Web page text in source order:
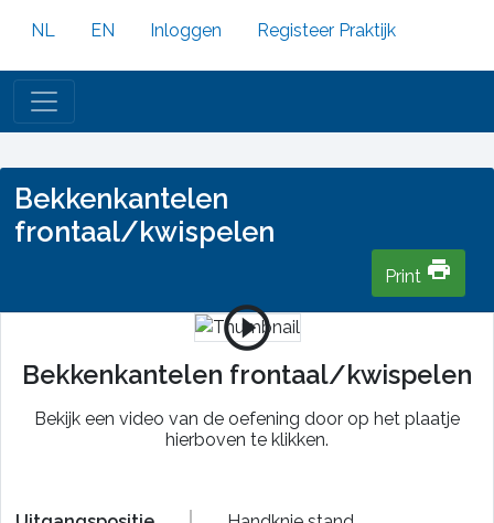
NL EN Inloggen Registeer Praktijk
Bekkenkantelen
frontaal/kwispelen
Print print
play_circle_outline
Bekkenkantelen frontaal/kwispelen
Bekijk een video van de oefening door op het plaatje
hierboven te klikken.